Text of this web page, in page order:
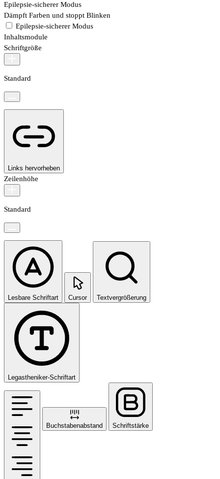
Epilepsie-sicherer Modus
Dämpft Farben und stoppt Blinken
Epilepsie-sicherer Modus
Inhaltsmodule
Schriftgröße
Standard
Links hervorheben
Zeilenhöhe
Standard
Lesbare Schriftart Cursor Textvergrößerung
Legastheniker-Schriftart
Buchstabenabstand Schriftstärke